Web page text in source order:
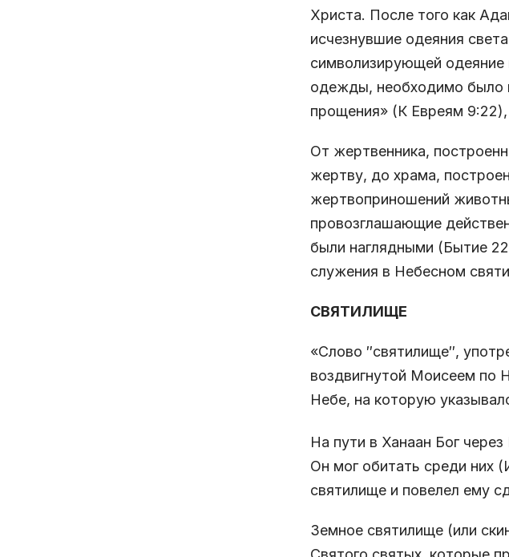
Христа. После того как
исчезнувшие одеяния
символизирующей
одежды, необходимо было
прощения» (К Евреям
От жертвенника,
жертву, до храма,
жертвоприношений
провозглашающие
были наглядными (Бытие
служения в Небесном
СВЯТИЛИЩЕ
«Слово ″святилище″,
воздвигнутой Моисеем по
Небе, на которую
На пути в Ханаан Бог
Он мог обитать среди них
святилище и повелел ему
Земное святилище (или